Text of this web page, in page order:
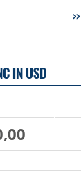
IN USD